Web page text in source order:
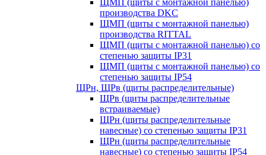
ЩМП (щиты с монтажной панелью)
производства DKC
ЩМП (щиты с монтажной панелью)
производства RITTAL
ЩМП (щиты с монтажной панелью) со
степенью защиты IP31
ЩМП (щиты с монтажной панелью) со
степенью защиты IP54
ЩРн, ЩРв (щиты распределительные)
ЩРв (щиты распределительные
встраиваемые)
ЩРн (щиты распределительные
навесные) со степенью защиты IP31
ЩРн (щиты распределительные
навесные) со степенью защиты IP54